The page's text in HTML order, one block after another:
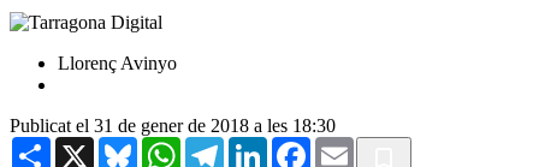
Llorenç Avinyo
Publicat el 31 de gener de 2018 a les 18:30
Share X BlueskyWhatsAppTelegramLinkedInFacebook
Email